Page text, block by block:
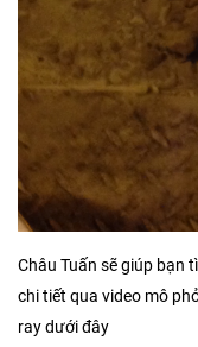
Châu Tuấn sẽ giúp bạn
chi tiết qua video mô
ray dưới đây